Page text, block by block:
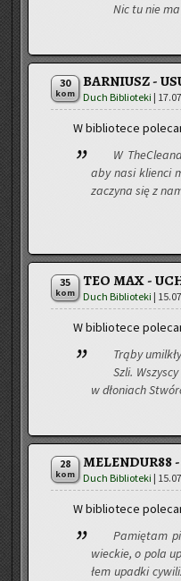
Nic tu nie
30
kom
BARNIUSZ -
Duch Biblioteki |
W bi­blio­te­ce
W
aby nasi klien­ci
za­czy­na się z
35
kom
TEO MAX -
Duch Biblioteki |
W bi­blio­te­ce
Trąby
Szli.
w dło­niach
28
kom
MELENDUR88
Duch Biblioteki |
W bi­blio­te­ce
Pa­mię­tam
wiec­kie, o pola
łem upad­ki